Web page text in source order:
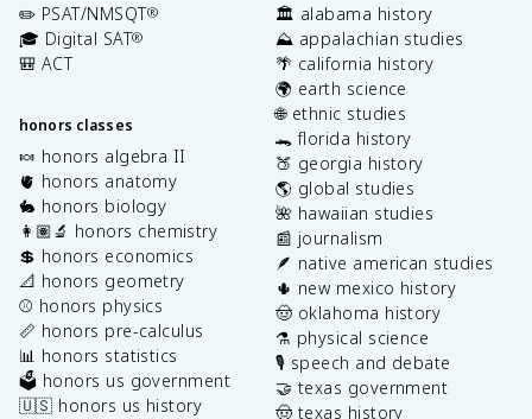
✏️ PSAT/NMSQT®
🎓 Digital SAT®
🎒 ACT
honors classes
🍬 honors algebra II
🫀 honors anatomy
🐇 honors biology
👩🏽‍🔬 honors chemistry
💲 honors economics
📐 honors geometry
⚾️ honors physics
📏 honors pre-calculus
📊 honors statistics
🗳️ honors us government
🇺🇸 honors us history
🏛️ alabama history
⛰️ appalachian studies
🌴 california history
🌍 earth science
🌐 ethnic studies
🐊 florida history
🍑 georgia history
🌎 global studies
🌺 hawaiian studies
📰 journalism
🪶 native american studies
🌵 new mexico history
🤠 oklahoma history
⚗️ physical science
🎙️ speech and debate
🤝 texas government
🤠 texas history